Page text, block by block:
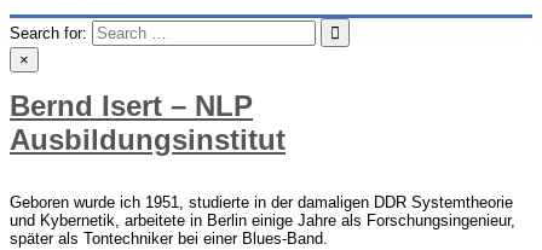
Search for:
×
Bernd Isert – NLP
Ausbildungsinstitut
Geboren wurde ich 1951, studierte in der damaligen DDR Systemtheorie
und Kybernetik, arbeitete in Berlin einige Jahre als Forschungsingenieur,
später als Tontechniker bei einer Blues-Band.